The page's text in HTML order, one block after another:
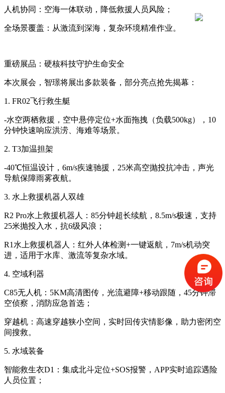
人机协同：空海一体联动，降低救援人员风险；
全场景覆盖：从激流到深海，复杂环境精准作业。
重磅展品：硬核科技守护生命安全
本次展会，智璟将展出多款装备，部分亮点抢先揭幕：
1. FR02飞行救生艇
-水空两栖救援，空中悬停定位+水面拖拽（负载500kg），10
分钟快速响应洪涝、海难等场景。
2. T3加温担架
-40℃恒温设计，6m/s疾速驰援，25米高空抛投抗冲击，声光
导航保障雨雾夜航。
3. 水上救援机器人双雄
R2 Pro水上救援机器人：85分钟超长续航，8.5m/s极速，支持
25米抛投入水，抗6级风浪；
R1水上救援机器人：红外人体检测+一键返航，7m/s机动突
进，适用于水库、激流等复杂水域。
4. 空域利器
C85无人机：5KM高清图传，光流避障+移动跟随，45分钟滞
空侦察，消防应急首选；
穿越机：高速穿越狭小空间，实时回传灾情影像，助力密闭空
间搜救。
5. 水域装备
智能救生衣D1：集成北斗定位+SOS报警，APP实时追踪遇险
人员位置；